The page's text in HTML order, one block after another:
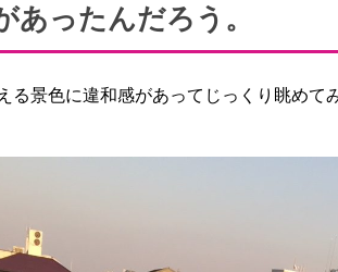
あったんだろう。
る景色に違和感があってじっくり眺めて